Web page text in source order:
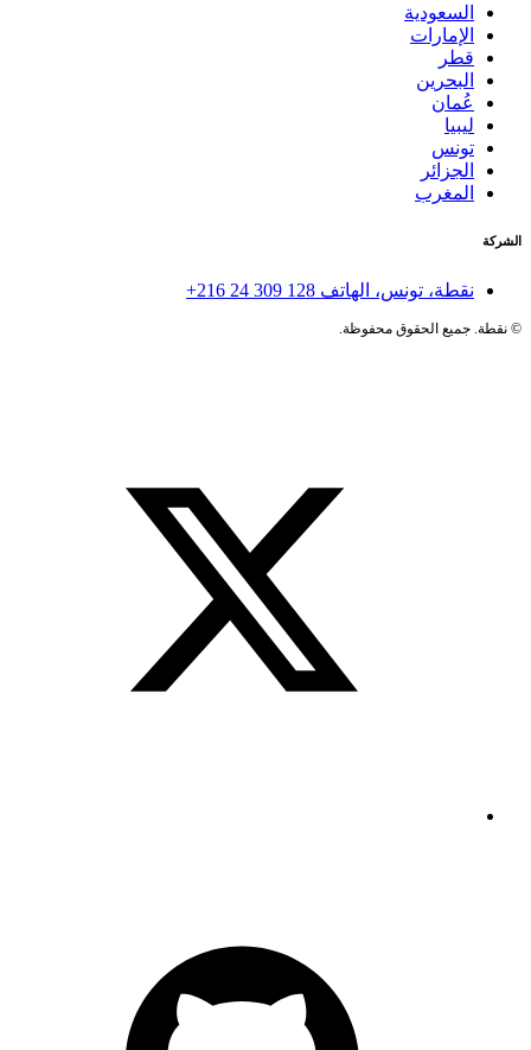
السعودية
الإمارات
قطر
البحرين
عُمان
ليبيا
تونس
الجزائر
المغرب
الشركة
نقطة، تونس، الهاتف +216 24 309 128
©نقطة. جميع الحقوق محفوظة.